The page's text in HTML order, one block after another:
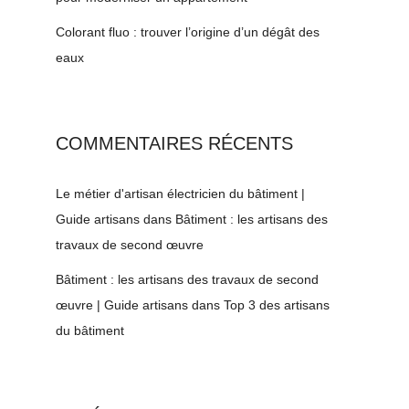
Colorant fluo : trouver l’origine d’un dégât des
eaux
COMMENTAIRES RÉCENTS
Le métier d'artisan électricien du bâtiment |
Guide artisans dans Bâtiment : les artisans des
travaux de second œuvre
Bâtiment : les artisans des travaux de second
œuvre | Guide artisans dans Top 3 des artisans
du bâtiment